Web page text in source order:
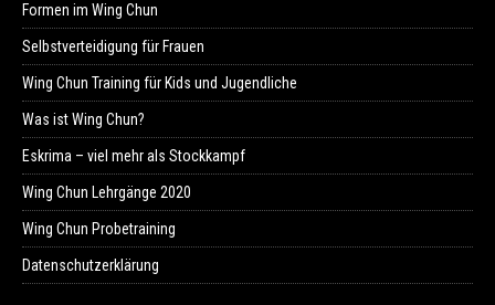
Formen im Wing Chun
Selbstverteidigung für Frauen
Wing Chun Training für Kids und Jugendliche
Was ist Wing Chun?
Eskrima – viel mehr als Stockkampf
Wing Chun Lehrgänge 2020
Wing Chun Probetraining
Datenschutzerklärung